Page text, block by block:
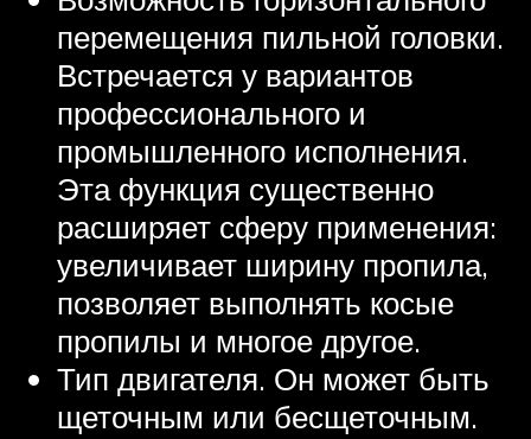
перемещения пильной головки.
Встречается у вариантов
профессионального и
промышленного исполнения.
Эта функция существенно
расширяет сферу применения:
увеличивает ширину пропила,
позволяет выполнять косые
пропилы и многое другое.
Тип двигателя. Он может быть
щеточным или бесщеточным.